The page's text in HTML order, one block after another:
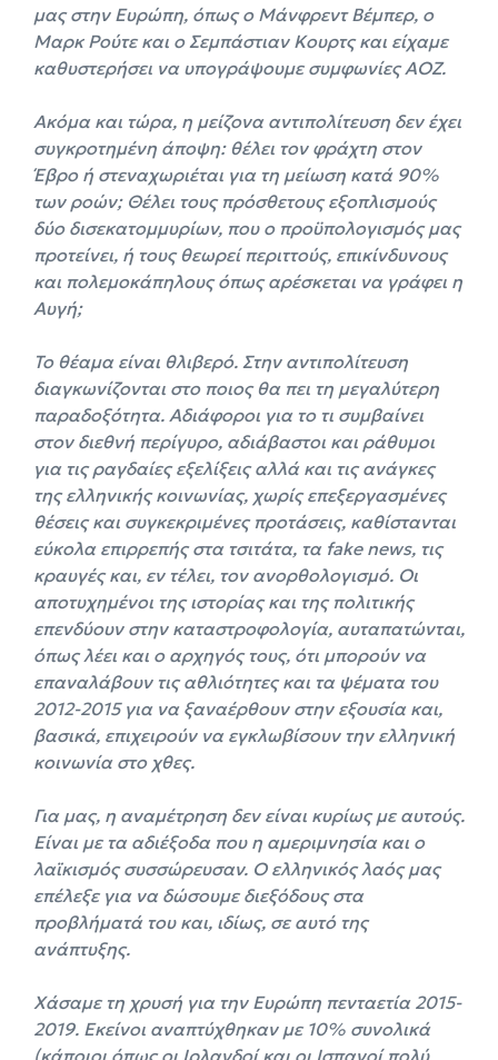
μας στην Ευρώπη, όπως ο Μάνφρεντ Βέμπερ, ο
Μαρκ Ρούτε και ο Σεμπάστιαν Κουρτς και είχαμε
καθυστερήσει να υπογράψουμε συμφωνίες ΑΟΖ.
Ακόμα και τώρα, η μείζονα αντιπολίτευση δεν έχει
συγκροτημένη άποψη: θέλει τον φράχτη στον
Έβρο ή στεναχωριέται για τη μείωση κατά 90%
των ροών; Θέλει τους πρόσθετους εξοπλισμούς
δύο δισεκατομμυρίων, που ο προϋπολογισμός μας
προτείνει, ή τους θεωρεί περιττούς, επικίνδυνους
και πολεμοκάπηλους όπως αρέσκεται να γράφει η
Αυγή;
Το θέαμα είναι θλιβερό. Στην αντιπολίτευση
διαγκωνίζονται στο ποιος θα πει τη μεγαλύτερη
παραδοξότητα. Αδιάφοροι για το τι συμβαίνει
στον διεθνή περίγυρο, αδιάβαστοι και ράθυμοι
για τις ραγδαίες εξελίξεις αλλά και τις ανάγκες
της ελληνικής κοινωνίας, χωρίς επεξεργασμένες
θέσεις και συγκεκριμένες προτάσεις, καθίστανται
εύκολα επιρρεπής στα τσιτάτα, τα fake news, τις
κραυγές και, εν τέλει, τον ανορθολογισμό. Οι
αποτυχημένοι της ιστορίας και της πολιτικής
επενδύουν στην καταστροφολογία, αυταπατώνται,
όπως λέει και ο αρχηγός τους, ότι μπορούν να
επαναλάβουν τις αθλιότητες και τα ψέματα του
2012-2015 για να ξαναέρθουν στην εξουσία και,
βασικά, επιχειρούν να εγκλωβίσουν την ελληνική
κοινωνία στο χθες.
Για μας, η αναμέτρηση δεν είναι κυρίως με αυτούς.
Είναι με τα αδιέξοδα που η αμεριμνησία και ο
λαϊκισμός συσσώρευσαν. Ο ελληνικός λαός μας
επέλεξε για να δώσουμε διεξόδους στα
προβλήματά του και, ιδίως, σε αυτό της
ανάπτυξης.
Χάσαμε τη χρυσή για την Ευρώπη πενταετία 2015-
2019. Εκείνοι αναπτύχθηκαν με 10% συνολικά
(κάποιοι όπως οι Ιρλανδοί και οι Ισπανοί πολύ